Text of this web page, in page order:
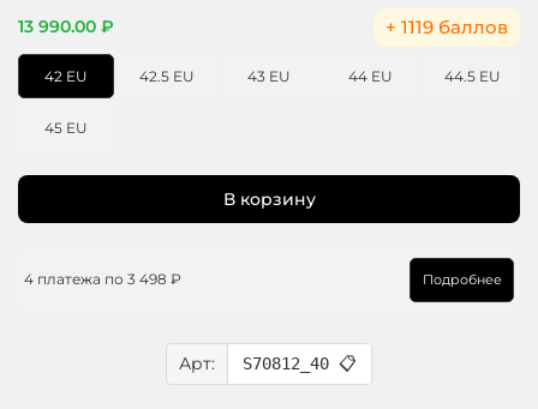
13 990.00 ₽ + 1119 баллов
Арт: S70812_40 📋
В корзину
4 платежа по 3 498 ₽ Подробнее
42 EU 42.5 EU 43 EU 44 EU 44.5 EU
45 EU